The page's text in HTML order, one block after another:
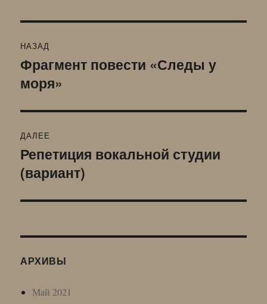
по
записям
НАЗАД
Предыдущая
запись:
Фрагмент повести «Следы у
моря»
ДАЛЕЕ
Следующая
запись:
Репетиция вокальной студии
(вариант)
АРХИВЫ
Май 2021